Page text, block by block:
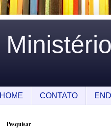
HOME CONTATO
Pesquisar